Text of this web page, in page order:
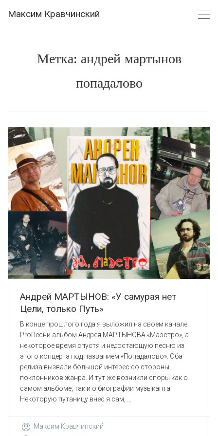
Максим Кравчинский
Метка: андрей мартынов
попадалово
Андрей МАРТЫНОВ: «У самурая нет
Цели, только Путь»
В конце прошлого года я выложил на своем канале
ProПесни альбом Андрея МАРТЫНОВА «Маэстро», а
некоторое время спустя и недостающую песню из
этого концерта под названием «Попадалово». Оба
релиза вызвали большой интерес со стороны
поклонников жанра. И тут же возникли споры как о
самом альбоме, так и о биографии музыканта.
Некоторую путаницу внес я сам, ...
Максим Кравчинский